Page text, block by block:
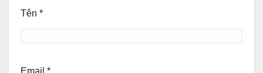
Tên *
Email *